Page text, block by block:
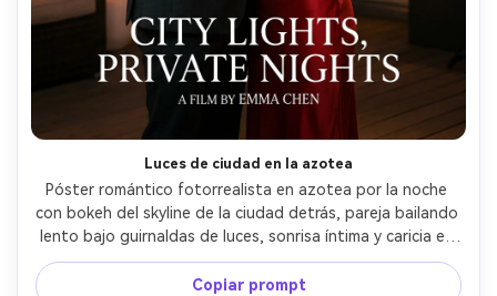
Luces de ciudad en la azotea
Póster romántico fotorrealista en azotea por la noche
con bokeh del skyline de la ciudad detrás, pareja bailando
lento bajo guirnaldas de luces, sonrisa íntima y caricia en
la mejilla, él con chaqueta oscura y cuello abierto, ella con
vestido rojo y collar dorado, contraluz dramático y luz
Copiar prompt
Crea imágenes IA
ilimitadas. 100 %
gratis!
Empieza Gratis→